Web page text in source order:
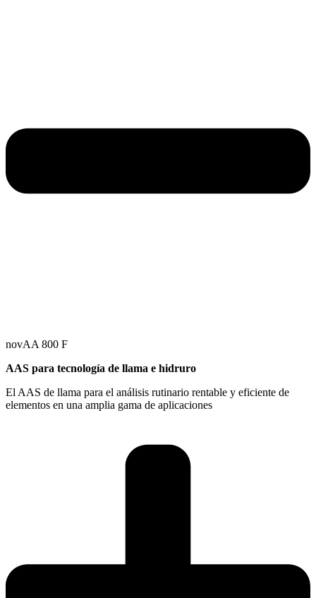
novAA 800 F
AAS para tecnología de llama e hidruro
El AAS de llama para el análisis rutinario rentable y eficiente de
elementos en una amplia gama de aplicaciones